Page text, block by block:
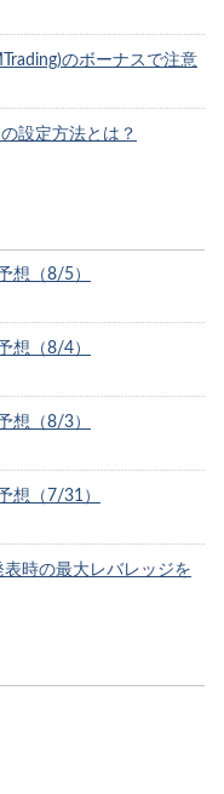
のボーナスで注意
設定方法とは？
想（8/5）
想（8/4）
想（8/3）
想（7/31）
表時の最大レバレッジを